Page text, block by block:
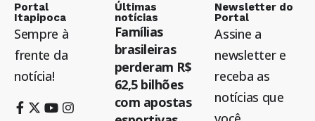
Portal
Itapipoca
Sempre à
frente da
notícia!
Últimas
notícias
Famílias
brasileiras
perderam R$
62,5 bilhões
com apostas
Newsletter do
Portal
Assine a
newsletter e
receba as
notícias que